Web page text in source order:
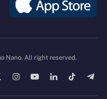
Nano. All right reserved.
InstagramYouTubeLinkedInTikTok